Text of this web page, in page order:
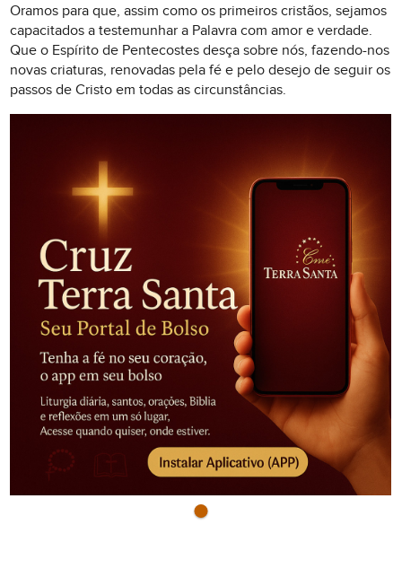
Oramos para que, assim como os primeiros cristãos, sejamos
capacitados a testemunhar a Palavra com amor e verdade.
Que o Espírito de Pentecostes desça sobre nós, fazendo-nos
novas criaturas, renovadas pela fé e pelo desejo de seguir os
passos de Cristo em todas as circunstâncias.